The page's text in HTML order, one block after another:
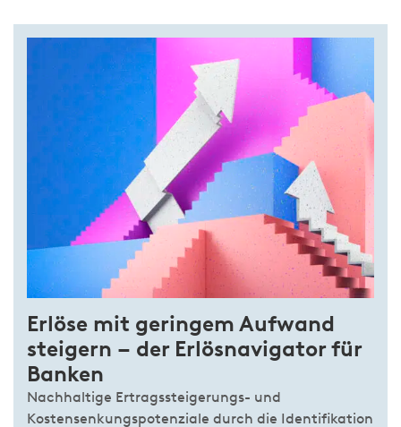
Erlöse mit geringem Aufwand
steigern – der Erlösnavigator für
Banken
Nachhaltige Ertragssteigerungs- und
Kostensenkungspotenziale durch die Identifikation